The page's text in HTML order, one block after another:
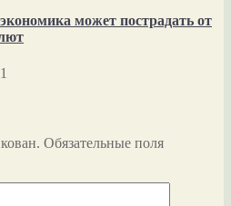
может пострадать от
Обязательные поля